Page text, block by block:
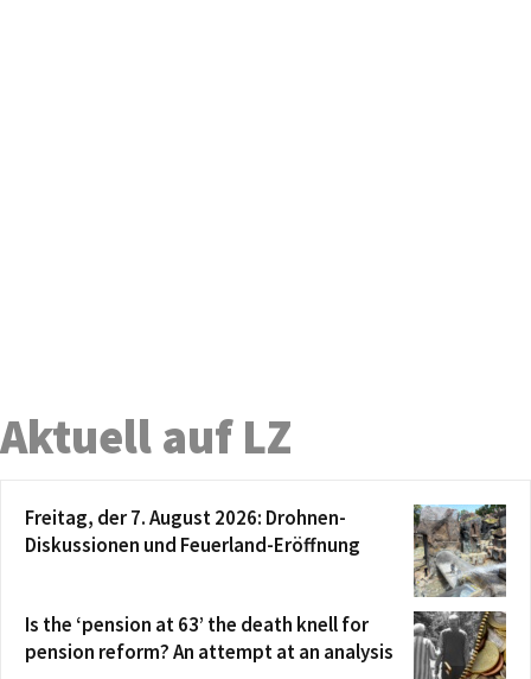
Aktuell auf LZ
Freitag, der 7. August 2026: Drohnen-
Diskussionen und Feuerland-Eröffnung
Is the ‘pension at 63’ the death knell for
pension reform? An attempt at an analysis